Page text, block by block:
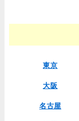
東京
大阪
名古屋